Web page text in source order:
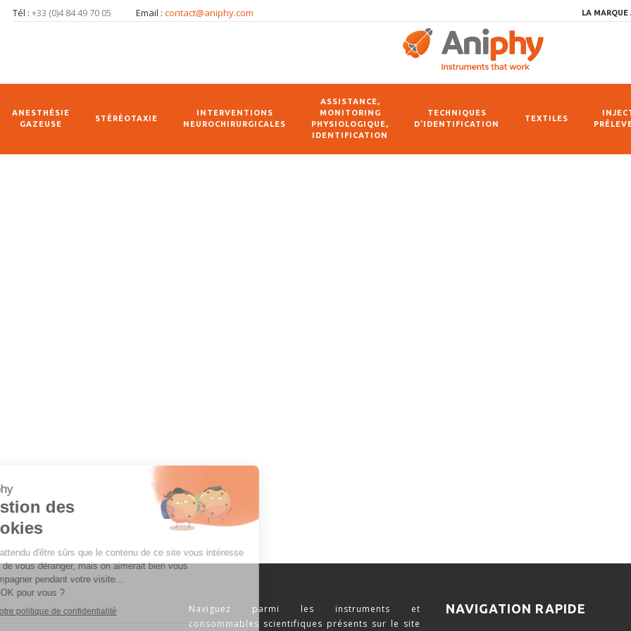
Tél : +33 (0)4 84 49 70 05 Email : contact@aniphy.com LA MARQUE
ANESTHÉSIE
GAZEUSE
STÉRÉOTAXIE
INTERVENTIONS
NEUROCHIRURGICALES
ASSISTANCE,
MONITORING
PHYSIOLOGIQUE,
IDENTIFICATION
TECHNIQUES
D’IDENTIFICATION
TEXTILES
Naviguez parmi les instruments et
consommables scientifiques présents sur le site
NAVIGATION RAPIDE